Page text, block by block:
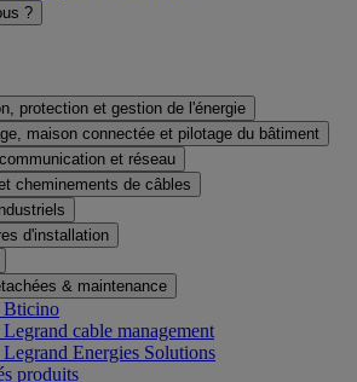
?
protection et gestion de l'énergie
maison connectée et pilotage du bâtiment
et réseau
cheminements de câbles
d'installation
& maintenance
Bticino
cable management
Energies Solutions
produits